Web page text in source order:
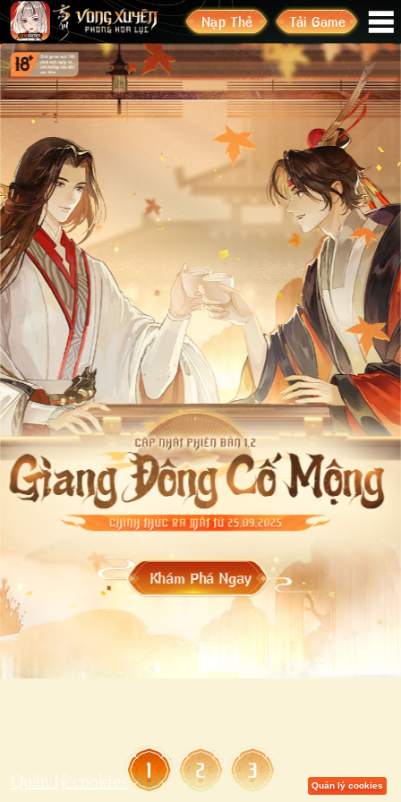
Quản lý cookies